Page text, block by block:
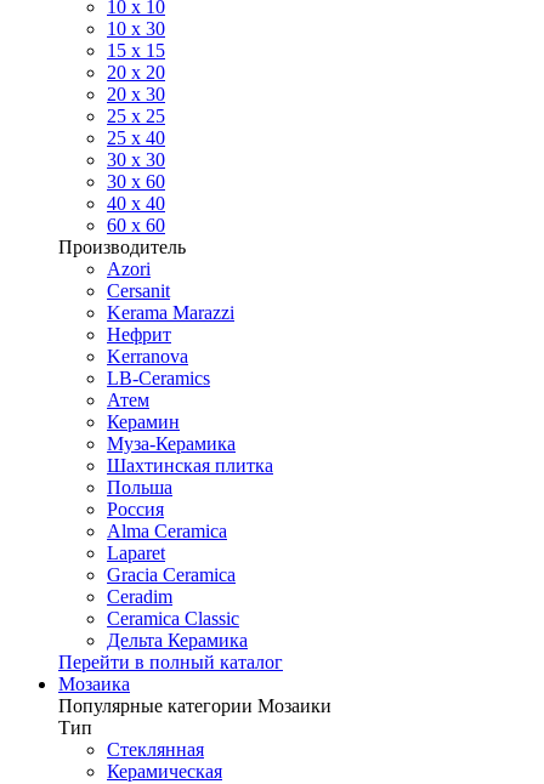
10 х 10
10 x 30
15 x 15
20 х 20
20 x 30
25 x 25
25 x 40
30 x 30
30 х 60
40 х 40
60 х 60
Производитель
Azori
Cersanit
Kerama Marazzi
Нефрит
Kerranova
LB-Ceramics
Атем
Керамин
Муза-Керамика
Шахтинская плитка
Польша
Россия
Alma Ceramica
Laparet
Gracia Ceramica
Ceradim
Ceramica Classic
Дельта Керамика
Перейти в полный каталог
Мозаика
Популярные категории Мозаики
Тип
Стеклянная
Керамическая